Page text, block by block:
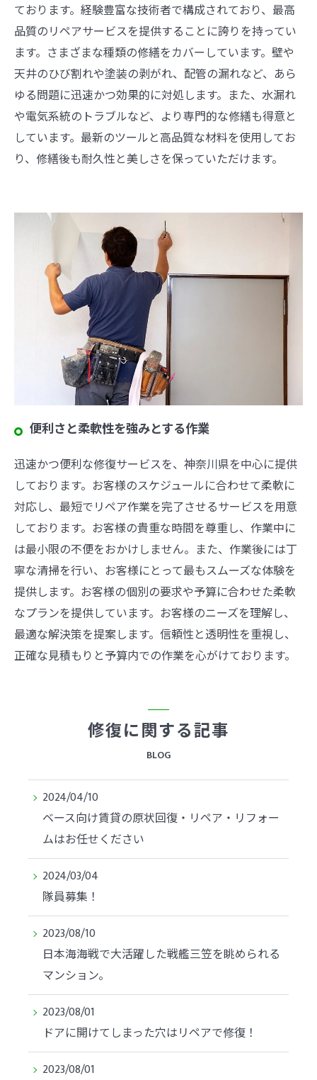
ております。経験豊富な技術者で構成されており、最高
品質のリペアサービスを提供することに誇りを持ってい
ます。さまざまな種類の修繕をカバーしています。壁や
天井のひび割れや塗装の剥がれ、配管の漏れなど、あら
ゆる問題に迅速かつ効果的に対処します。また、水漏れ
や電気系統のトラブルなど、より専門的な修繕も得意と
しています。最新のツールと高品質な材料を使用してお
り、修繕後も耐久性と美しさを保っていただけます。
便利さと柔軟性を強みとする作業
迅速かつ便利な修復サービスを、神奈川県を中心に提供
しております。お客様のスケジュールに合わせて柔軟に
対応し、最短でリペア作業を完了させるサービスを用意
しております。お客様の貴重な時間を尊重し、作業中に
は最小限の不便をおかけしません。また、作業後には丁
寧な清掃を行い、お客様にとって最もスムーズな体験を
提供します。お客様の個別の要求や予算に合わせた柔軟
なプランを提供しています。お客様のニーズを理解し、
最適な解決策を提案します。信頼性と透明性を重視し、
正確な見積もりと予算内での作業を心がけております。
修復に関する記事
BLOG
2024/04/10
ベース向け賃貸の原状回復・リペア・リフォー
ムはお任せください
2024/03/04
隊員募集！
2023/08/10
日本海海戦で大活躍した戦艦三笠を眺められる
マンション。
2023/08/01
ドアに開けてしまった穴はリペアで修復！
2023/08/01